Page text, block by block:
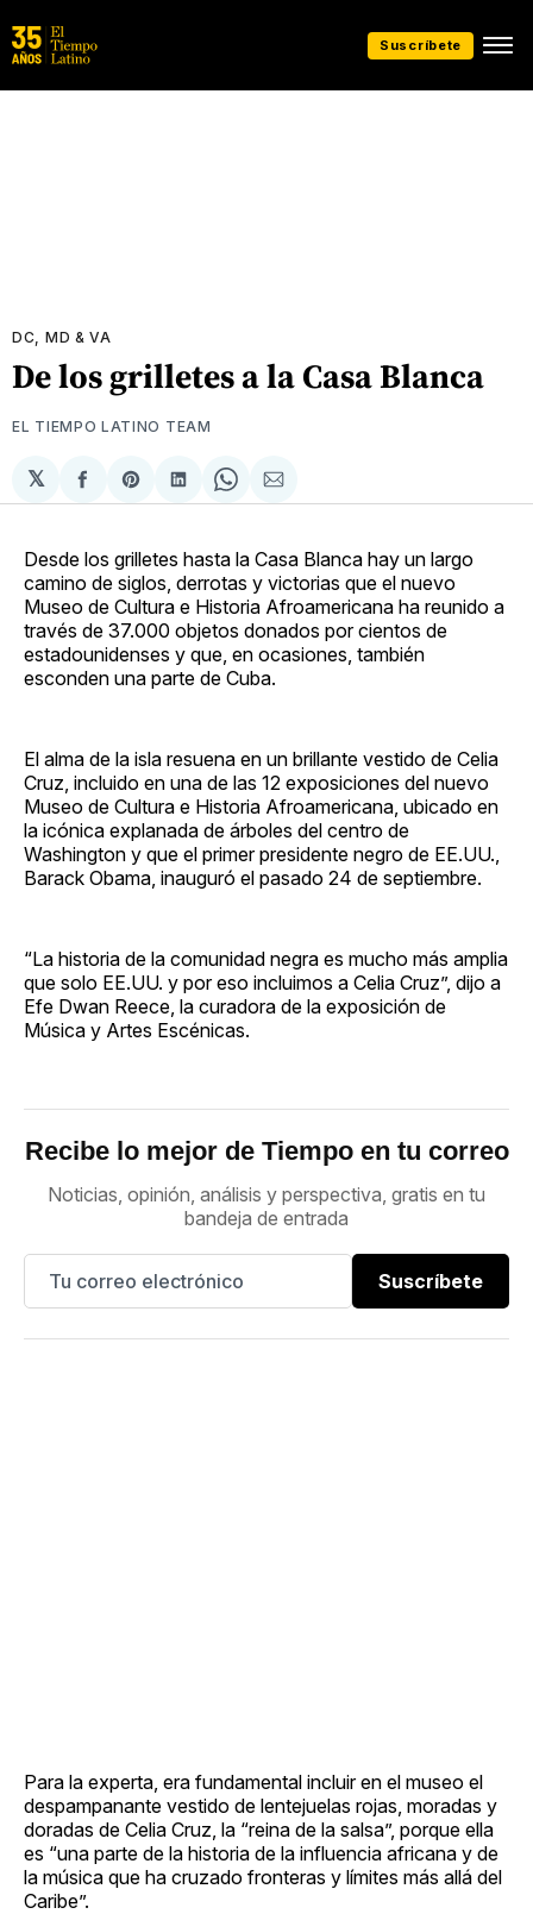
Suscríbete
DC, MD & VA
De los grilletes a la Casa Blanca
EL TIEMPO LATINO TEAM
𝕏
Compartir
en
Share
on
Compartir
en
Share
on
Compartir
via
Desde los grilletes hasta la Casa Blanca hay un largo
camino de siglos, derrotas y victorias que el nuevo
Museo de Cultura e Historia Afroamericana ha reunido a
través de 37.000 objetos donados por cientos de
estadounidenses y que, en ocasiones, también
esconden una parte de Cuba.
El alma de la isla resuena en un brillante vestido de Celia
Cruz, incluido en una de las 12 exposiciones del nuevo
Museo de Cultura e Historia Afroamericana, ubicado en
la icónica explanada de árboles del centro de
Washington y que el primer presidente negro de EE.UU.,
Barack Obama, inauguró el pasado 24 de septiembre.
“La historia de la comunidad negra es mucho más amplia
que solo EE.UU. y por eso incluimos a Celia Cruz”, dijo a
Efe Dwan Reece, la curadora de la exposición de
Música y Artes Escénicas.
Recibe lo mejor de Tiempo en tu correo
Noticias, opinión, análisis y perspectiva, gratis en tu
bandeja de entrada
Suscríbete
Para la experta, era fundamental incluir en el museo el
despampanante vestido de lentejuelas rojas, moradas y
doradas de Celia Cruz, la “reina de la salsa”, porque ella
es “una parte de la historia de la influencia africana y de
la música que ha cruzado fronteras y límites más allá del
Caribe”.